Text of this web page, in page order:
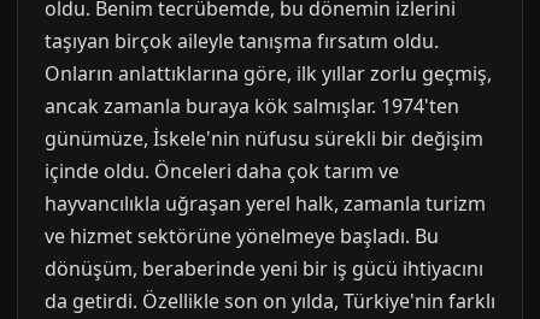
oldu. Benim tecrübemde, bu dönemin izlerini
taşıyan birçok aileyle tanışma fırsatım oldu.
Onların anlattıklarına göre, ilk yıllar zorlu geçmiş,
ancak zamanla buraya kök salmışlar. 1974'ten
günümüze, İskele'nin nüfusu sürekli bir değişim
içinde oldu. Önceleri daha çok tarım ve
hayvancılıkla uğraşan yerel halk, zamanla turizm
ve hizmet sektörüne yönelmeye başladı. Bu
dönüşüm, beraberinde yeni bir iş gücü ihtiyacını
da getirdi. Özellikle son on yılda, Türkiye'nin farklı